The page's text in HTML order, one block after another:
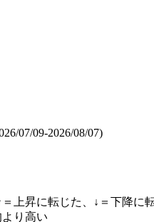
07/09-2026/08/07)
上昇に転じた、↓＝下降に
り高い